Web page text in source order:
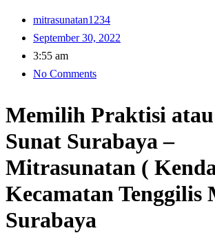
mitrasunatan1234
September 30, 2022
3:55 am
No Comments
Memilih Praktisi
Sunat Surabaya –
Mitrasunatan (
Kecamatan Tenggilis
Surabaya